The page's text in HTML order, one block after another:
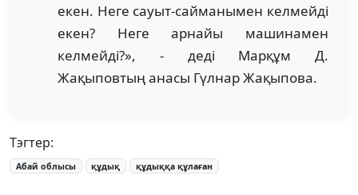
екен. Неге сауыт-сайманымен келмейді
екен? Неге арнайы машинамен
келмейді?», - деді Марқұм Д.
Жақыповтың анасы Гүлнар Жақыпова.
Тэгтер:
Абай облысы құдық құдыққа құлаған